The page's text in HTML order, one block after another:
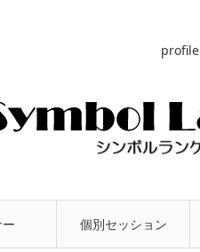
個別セッション
profile